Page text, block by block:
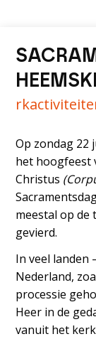
Op zondag 22
het hoogfeest
Christus
meestal op de
gevierd.
In veel landen
Nederland,
processie
Heer in de
vanuit het